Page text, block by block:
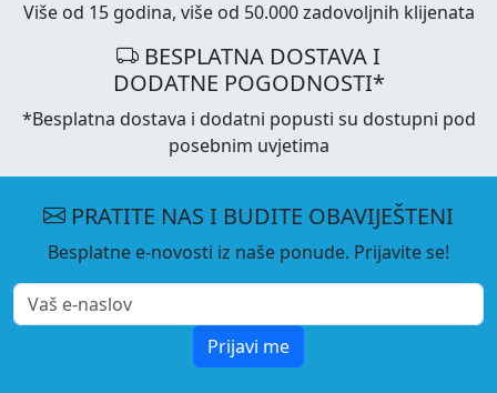
Više od 15 godina, više od 50.000 zadovoljnih klijenata
BESPLATNA DOSTAVA I
DODATNE POGODNOSTI*
*Besplatna dostava i dodatni popusti su dostupni pod
posebnim uvjetima
PRATITE NAS I BUDITE OBAVIJEŠTENI
Besplatne e-novosti iz naše ponude. Prijavite se!
Prijavi me